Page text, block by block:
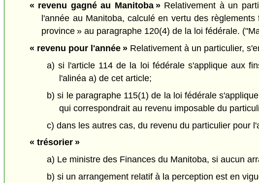
« revenu gagné au Manitoba »Relativement à un
l'année au Manitoba, calculé en vertu des
province » au paragraphe 120(4) de la loi fédérale.
« revenu pour l'année »Relativement à un particulier,
a) si l'article 114 de la loi fédérale s'applique aux
l'alinéa a) de cet article;
b) si le paragraphe 115(1) de la loi fédérale
qui correspondrait au revenu imposable du
c) dans les autres cas, du revenu du particulier pour
« trésorier »
a) Le ministre des Finances du Manitoba, si aucun
b) si un arrangement relatif à la perception est en